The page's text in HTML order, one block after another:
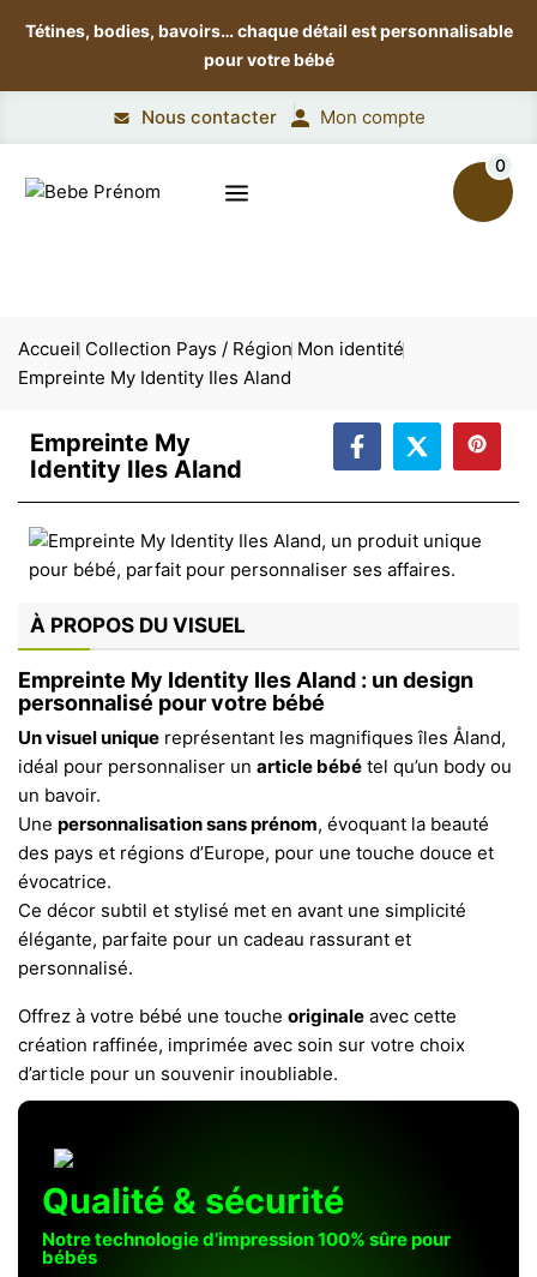
Tétines, bodies, bavoirs…chaque détail est personnalisable
pour votre bébé
Nous contacter Mon compte
0
Accueil Collection Pays / Région Mon identité
Empreinte My Identity Iles Aland
Empreinte My
Identity Iles Aland
À PROPOS DU VISUEL
Empreinte My Identity Iles Aland : un design
personnalisé pour votre bébé
Un visuel unique représentant les magnifiques îles Åland,
idéal pour personnaliser un article bébé tel qu’un body ou
un bavoir.
Une personnalisation sans prénom, évoquant la beauté
des pays et régions d’Europe, pour une touche douce et
évocatrice.
Ce décor subtil et stylisé met en avant une simplicité
élégante, parfaite pour un cadeau rassurant et
personnalisé.
Offrez à votre bébé une touche originale avec cette
création raffinée, imprimée avec soin sur votre choix
d’article pour un souvenir inoubliable.
Qualité & sécurité
Notre technologie d’impression 100% sûre pour
bébés